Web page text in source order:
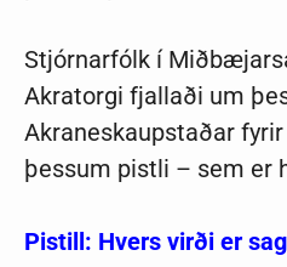
Stjórnarfólk í
Akratorgi fjallaði um
Akraneskaupstaðar
þessum pistli – sem er
Pistill: Hvers virði er